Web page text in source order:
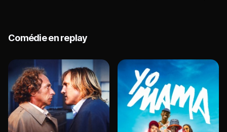
Comédie en replay